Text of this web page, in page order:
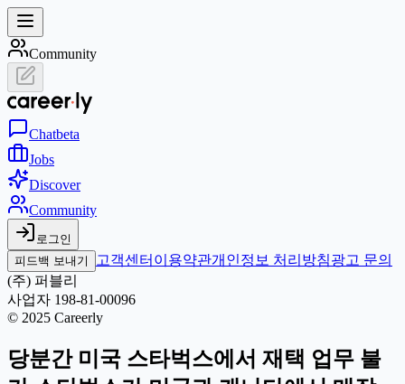
Community
Chatbeta
Jobs
Discover
Community
로그인
피드백 보내기
고객센터 이용약관개인정보 처리방침광고 문의
(주) 퍼블리
사업자 198-81-00096
© 2025 Careerly
당분간 미국 스타벅스에서 재택 업무 불